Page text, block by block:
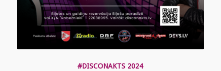
#DISCONAKTS 2024